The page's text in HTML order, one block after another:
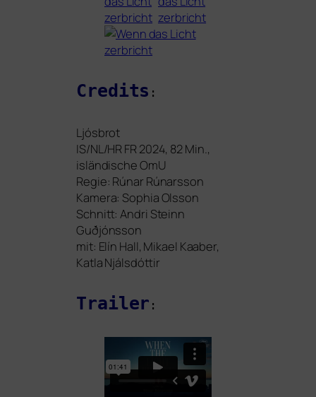
Credits :
Ljósbrot
IS/NL/HRFR2024, 82 Min.,
islän­di­sche OmU
Regie: Rúnar Rúnarsson
Kamera: Sophia Olsson
Schnitt: Andri Steinn
Guðjónsson
mit: Elín Hall, Mikael Kaaber,
Katla Njálsdóttir
Trailer :